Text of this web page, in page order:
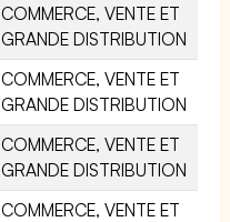
COMMERCE, VENTE ET
GRANDE DISTRIBUTION
COMMERCE, VENTE ET
GRANDE DISTRIBUTION
COMMERCE, VENTE ET
GRANDE DISTRIBUTION
COMMERCE, VENTE ET